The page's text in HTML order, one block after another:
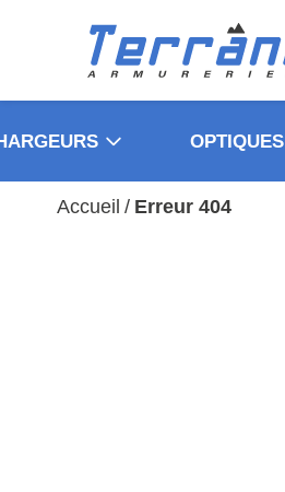
OPTIQUES
Accueil / Erreur 404